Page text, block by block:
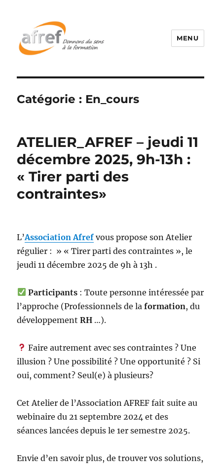
MENU
Catégorie : En_cours
ATELIER_AFREF – jeudi 11
décembre 2025, 9h-13h :
« Tirer parti des
contraintes»
L’Association Afref vous propose son Atelier
régulier : » « Tirer parti des contraintes », le
jeudi 11 décembre 2025 de 9h à 13h .
Participants: Toute personne intéressée par
l’approche (Professionnels de laformation, du
développementRH …).
Faire autrement avec ses contraintes ? Une
illusion ? Une possibilité ? Une opportunité ? Si
oui, comment? Seul(e) à plusieurs?
Cet Atelier de l’Association AFREF fait suite au
webinaire du 21 septembre 2024 et des
séances lancées depuis le 1er semestre 2025.
Envie d’en savoir plus, de trouver vos solutions,